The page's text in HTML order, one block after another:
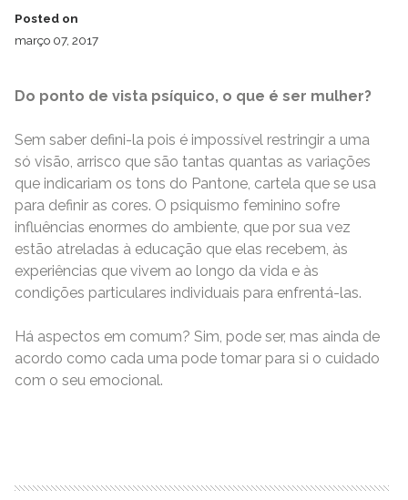
Posted on
março 07, 2017
Do ponto de vista psíquico, o que é ser mulher?
Sem saber defini-la pois é impossível restringir a uma
só visão, arrisco que são tantas quantas as variações
que indicariam os tons do Pantone, cartela que se usa
para definir as cores. O psiquismo feminino sofre
influências enormes do ambiente, que por sua vez
estão atreladas à educação que elas recebem, às
experiências que vivem ao longo da vida e às
condições particulares individuais para enfrentá-las.
Há aspectos em comum? Sim, pode ser, mas ainda de
acordo como cada uma pode tomar para si o cuidado
com o seu emocional.